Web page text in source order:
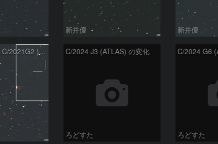
新井優 新井優
アトラス彗星 ( C/2021G2 )：2026/07/08 C/2024 J3 (ATLAS) の変化
ろどすた
C/2024 G6
ろどすた